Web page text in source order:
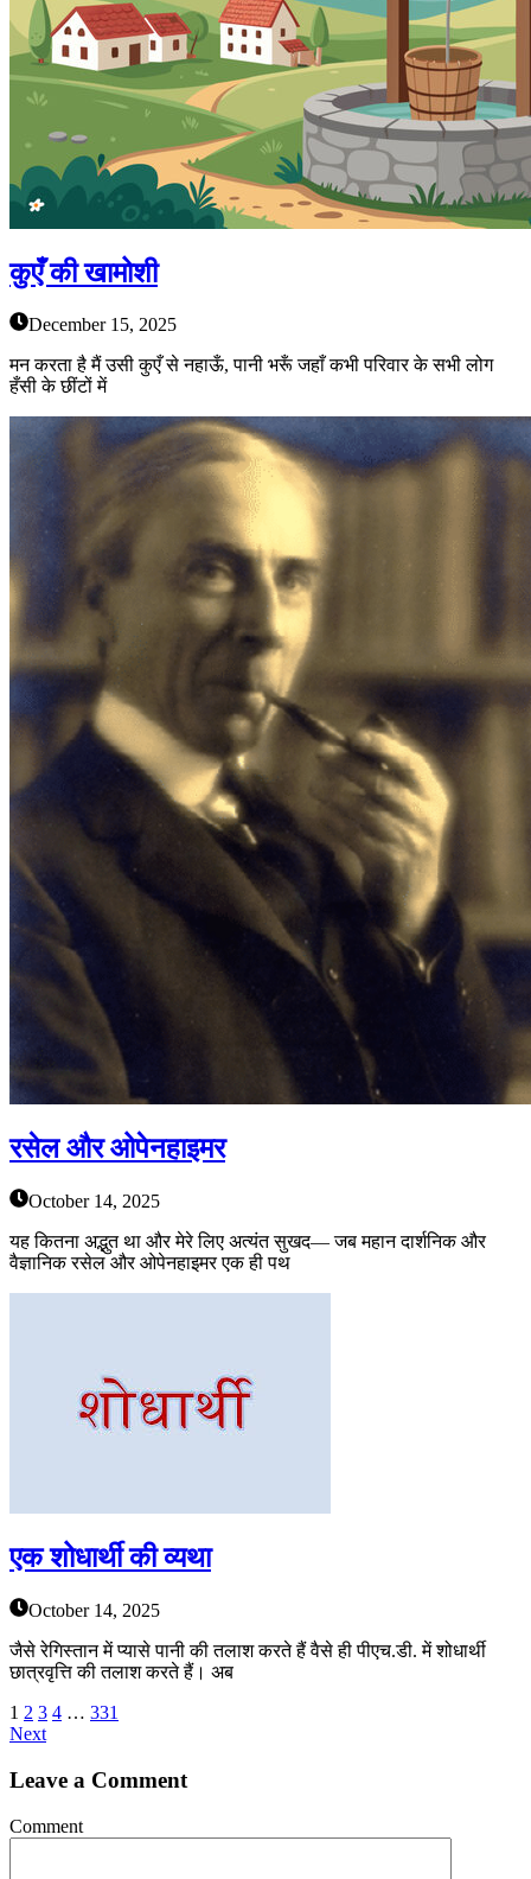
कुएँ की खामोशी
December 15, 2025
मन करता है मैं उसी कुएँ से नहाऊँ, पानी भरूँ जहाँ कभी परिवार के सभी लोग
हँसी के छींटों में
रसेल और ओपेनहाइमर
October 14, 2025
यह कितना अद्भुत था और मेरे लिए अत्यंत सुखद— जब महान दार्शनिक और
वैज्ञानिक रसेल और ओपेनहाइमर एक ही पथ
एक शोधार्थी की व्यथा
October 14, 2025
जैसे रेगिस्तान में प्यासे पानी की तलाश करते हैं वैसे ही पीएच.डी. में शोधार्थी
छात्रवृत्ति की तलाश करते हैं। अब
1 2 3 4 … 331
Next
Leave a Comment
Comment